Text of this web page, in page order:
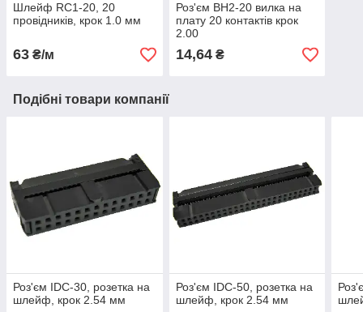
Шлейф RC1-20, 20
провідників, крок 1.0 мм
63 ₴/м
Роз'єм BH2-20 вилка на
плату 20 контактів крок
2.00
14,64₴
Подібні товари компанії
Роз'єм IDC-30, розетка на
шлейф, крок 2.54 мм
Роз'єм IDC-50, розетка на
шлейф, крок 2.54 мм